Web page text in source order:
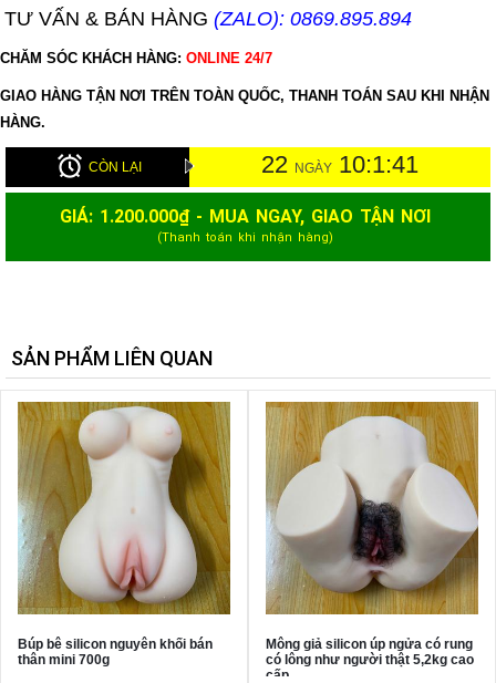
TƯ VẤN & BÁN HÀNG (ZALO): 0869.895.894
CHĂM SÓC KHÁCH HÀNG: ONLINE 24/7
GIAO HÀNG TẬN NƠI TRÊN TOÀN QUỐC, THANH TOÁN SAU KHI NHẬN
HÀNG.
CÒN LẠI 22 NGÀY 10:1:41
GIÁ: 1.200.000₫ - MUA NGAY, GIAO TẬN NƠI
(Thanh toán khi nhận hàng)
SẢN PHẨM LIÊN QUAN
Búp bê silicon nguyên khối bán
thân mini 700g
Mông giả silicon úp ngửa có rung
có lông như người thật 5,2kg cao
cấp